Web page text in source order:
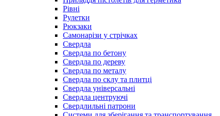
Рівні
Рулетки
Рюкзаки
Самонарізи у стрічках
Свердла
Свердла по бетону
Свердла по дереву
Свердла по металу
Свердла по склу та плитці
Свердла універсальні
Свердла центруючі
Свердлильні патрони